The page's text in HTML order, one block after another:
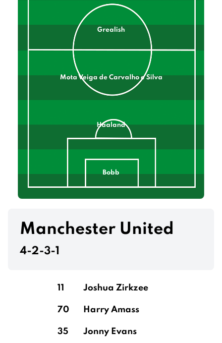
Grealish
Mota Veiga de Carvalho e Silva
Haaland
Bobb
De Bruyne O'Reilly
Manchester United
4-2-3-1
11 Joshua Zirkzee
70 Harry Amass
35 Jonny Evans